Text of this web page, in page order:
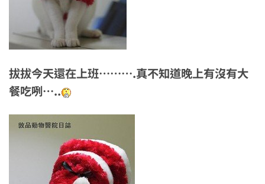
拔拔今天還在上班……….真不知道晚上有沒有大
餐吃咧…..